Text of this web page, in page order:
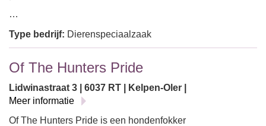
…
Type bedrijf: Dierenspeciaalzaak
Of The Hunters Pride
Lidwinastraat 3 | 6037 RT | Kelpen-Oler |
Meer informatie
Of The Hunters Pride is een hondenfokker